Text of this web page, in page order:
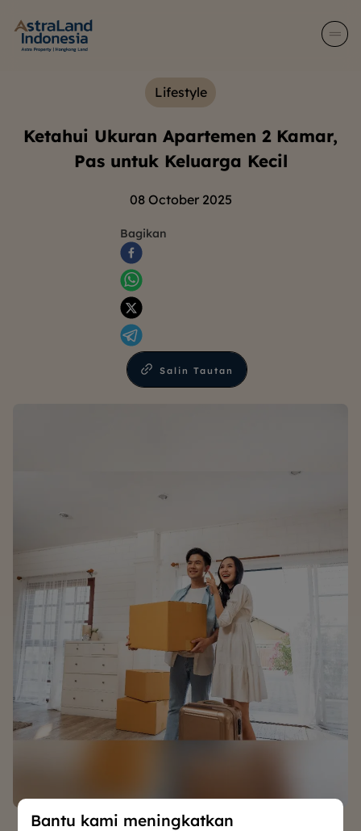
Lifestyle
Ketahui Ukuran Apartemen 2 Kamar,
Pas untuk Keluarga Kecil
08 October 2025
Bagikan
Salin Tautan
Bantu kami meningkatkan